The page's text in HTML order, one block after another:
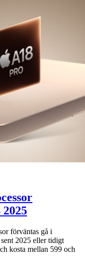
förväntas gå i
2025 eller tidigt
kosta mellan 599 och